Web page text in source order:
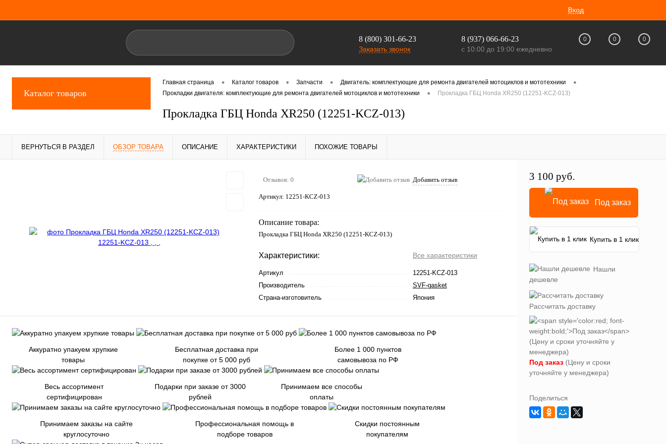
Вход
8 (800) 301-66-23
Заказать звонок
8 (937) 066-66-23
с 10:00 до 19:00 ежедневно
0 0 0
Каталог товаров
Главная страница • Каталог товаров • Запчасти • Двигатель: комплектующие для ремонта двигателей мотоциклов и мототехники •
Прокладки двигателя: комплектующие для ремонта двигателей мотоциклов и мототехники • Прокладка ГБЦ Honda XR250 (12251-KCZ-013)
Прокладка ГБЦ Honda XR250 (12251-KCZ-013)
ВЕРНУТЬСЯ В РАЗДЕЛ ОБЗОР ТОВАРА ОПИСАНИЕ ХАРАКТЕРИСТИКИ ПОХОЖИЕ ТОВАРЫ
Отзывов: 0 Добавить отзыв
Артикул: 12251-KCZ-013
Описание товара:
Прокладка ГБЦ Honda XR250 (12251-KCZ-013)
Характеристики: Все характеристики
Артикул
12251-KCZ-013
Производитель
SVF-gasket
Страна-изготовитель
Япония
Аккуратно упакуем хрупкие
товары
Бесплатная доставка при
покупке от 5 000 руб
Более 1 000 пунктов
самовывоза по РФ
Весь ассортимент
сертифицирован
Подарки при заказе от 3000
рублей
Принимаем все способы
оплаты
Принимаем заказы на сайте
круглосуточно
Профессиональная помощь в
подборе товаров
Скидки постоянным
покупателям
3 100 руб.
Под заказ
Купить в 1 клик
Нашли
дешевле
Рассчитать доставку
Под заказ (Цену и сроки
уточняйте у менеджера)
Поделиться